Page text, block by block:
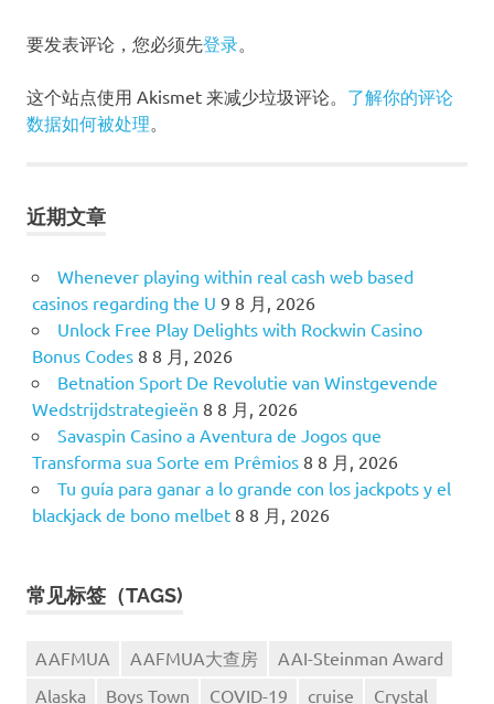
要发表评论，您必须先登录
这个站点使用 Akismet 来减少垃圾评论。 了解你的评论
数据如何被处理
近期文章
Whenever playing within real cash web based
casinos regarding the U 9 8 月, 2026
Unlock Free Play Delights with Rockwin Casino
Bonus Codes 8 8 月, 2026
Betnation Sport De Revolutie van Winstgevende
Wedstrijdstrategieën 8 8 月, 2026
Savaspin Casino a Aventura de Jogos que
Transforma sua Sorte em Prêmios 8 8 月, 2026
Tu guía para ganar a lo grande con los jackpots y el
blackjack de bono melbet 8 8 月, 2026
常见标签（TAGS)
AAFMUA AAFMUA大查房
AAI-Steinman Award
Alaska
Boys Town COVID-19 cruise
Crystal